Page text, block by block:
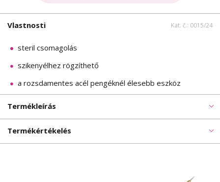
Vlastnosti Kat. č.: 0015/24
steril csomagolás
szikenyélhez rögzíthető
a rozsdamentes acél pengéknél élesebb eszköz
Termékleírás
Termékértékelés